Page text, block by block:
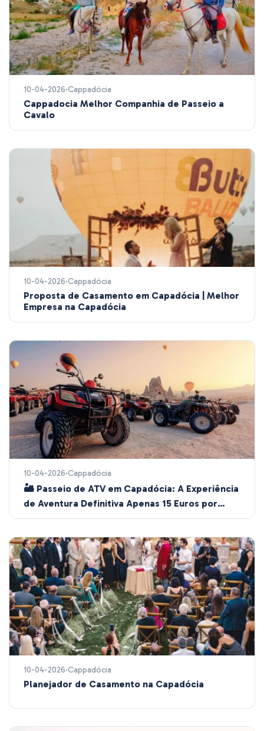
10-04-2026 Cappadócia
Cappadocia Melhor Companhia de Passeio a
Cavalo
10-04-2026 Cappadócia
Proposta de Casamento em Capadócia | Melhor
Empresa na Capadócia
10-04-2026 Cappadócia
🏜️ Passeio de ATV em Capadócia: A Experiência
de Aventura Definitiva Apenas 15 Euros por
10-04-2026 Cappadócia
Planejador de Casamento na Capadócia